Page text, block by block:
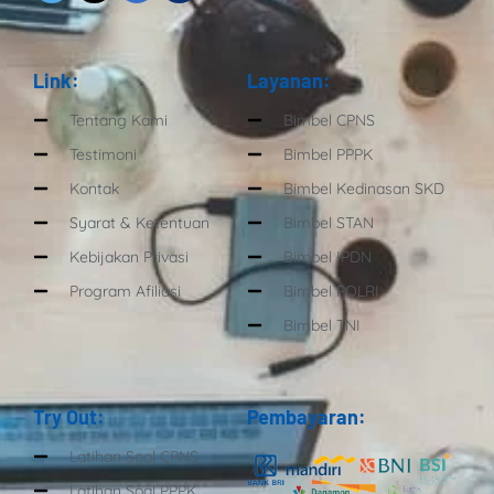
Link:
Tentang Kami
Testimoni
Kontak
Syarat & Ketentuan
Kebijakan Privasi
Program Afiliasi
Layanan:
Bimbel CPNS
Bimbel PPPK
Bimbel Kedinasan SKD
Bimbel STAN
Bimbel IPDN
Bimbel POLRI
Bimbel TNI
Try Out:
Latihan Soal CPNS
Pembayaran: